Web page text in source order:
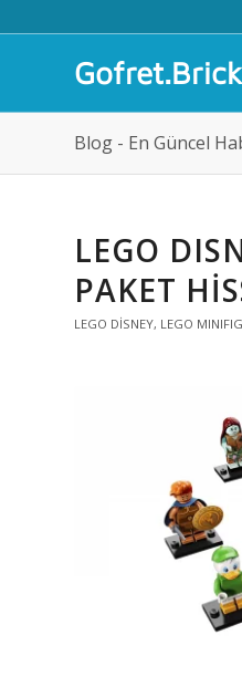
Blog - En Güncel
LEGO
PAKET
LEGO DISNEY, LEGO